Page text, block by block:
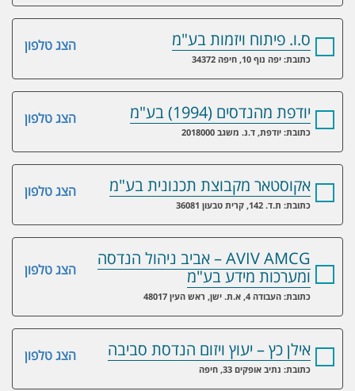
הצג טלפון ס.ו. פיתוח ויזמות בע"מ
כתובת: יפה נוף 10, חיפה 34372
הצג טלפון יודפת מהנדסים (1994) בע"מ
כתובת: יודפת, ד.נ. משגב 2018000
הצג טלפון אקוסטאר מקבוצת תכנונית בע"מ
כתובת: ת.ד. 142, קרית טבעון 36081
הצג טלפון
AVIV AMCG – אביב ניהול הנדסה
ומערכות מידע בע"מ
כתובת: העבודה 4, א.ת. ישן, ראש העין 48017
הצג טלפון אילן כץ – יעוץ ויזום הנדסת סביבה
כתובת: נתיב אופקים 33, חיפה